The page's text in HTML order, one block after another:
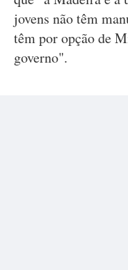
jovens não têm
têm por opção de
governo".